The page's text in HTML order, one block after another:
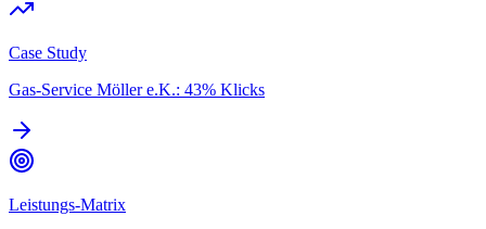
Case Study
Gas-Service Möller e.K.: 43% Klicks
Leistungs-Matrix